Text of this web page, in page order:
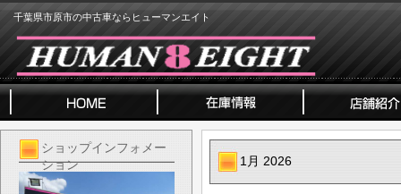
千葉県市原市の中古車ならヒューマンエイト
ショップインフォメー
ション
1月 2026